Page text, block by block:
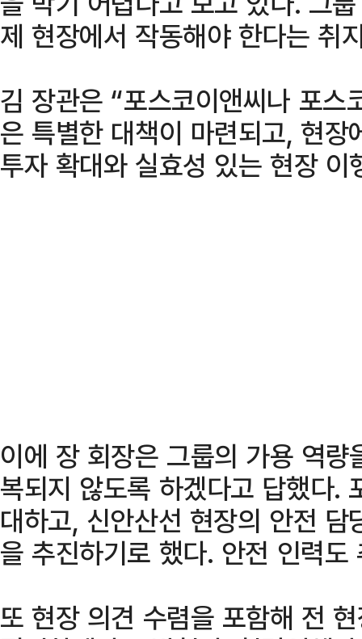
제 현장에서 작동해야 한다는 취
김 장관은 “포스코이앤씨나 포
은 특별한 대책이 마련되고, 현
투자 확대와 실효성 있는 현장
이에 장 회장은 그룹의 가용 역
복되지 않도록 하겠다고 답했다.
대하고, 신안산선 현장의 안전
을 추진하기로 했다. 안전 인력도
또 현장 의견 수렴을 포함해 전